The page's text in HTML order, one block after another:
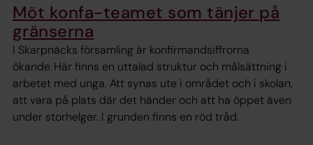
Möt konfa-teamet som tänjer på
gränserna
I Skarpnäcks församling är konfirmandsiffrorna
ökande. Här finns en uttalad struktur och målsättning i
arbetet med unga. Att synas ute i området och i skolan,
att vara på plats där det händer och att ha öppet även
under storhelger. I grunden finns en röd tråd.